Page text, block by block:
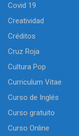
Covid 19
Creatividad
Créditos
Cruz Roja
Cultura Pop
Curriculum Vitae
Curso de Inglés
Curso gratuito
Curso Online